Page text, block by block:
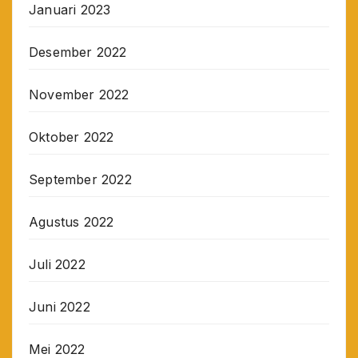
Januari 2023
Desember 2022
November 2022
Oktober 2022
September 2022
Agustus 2022
Juli 2022
Juni 2022
Mei 2022